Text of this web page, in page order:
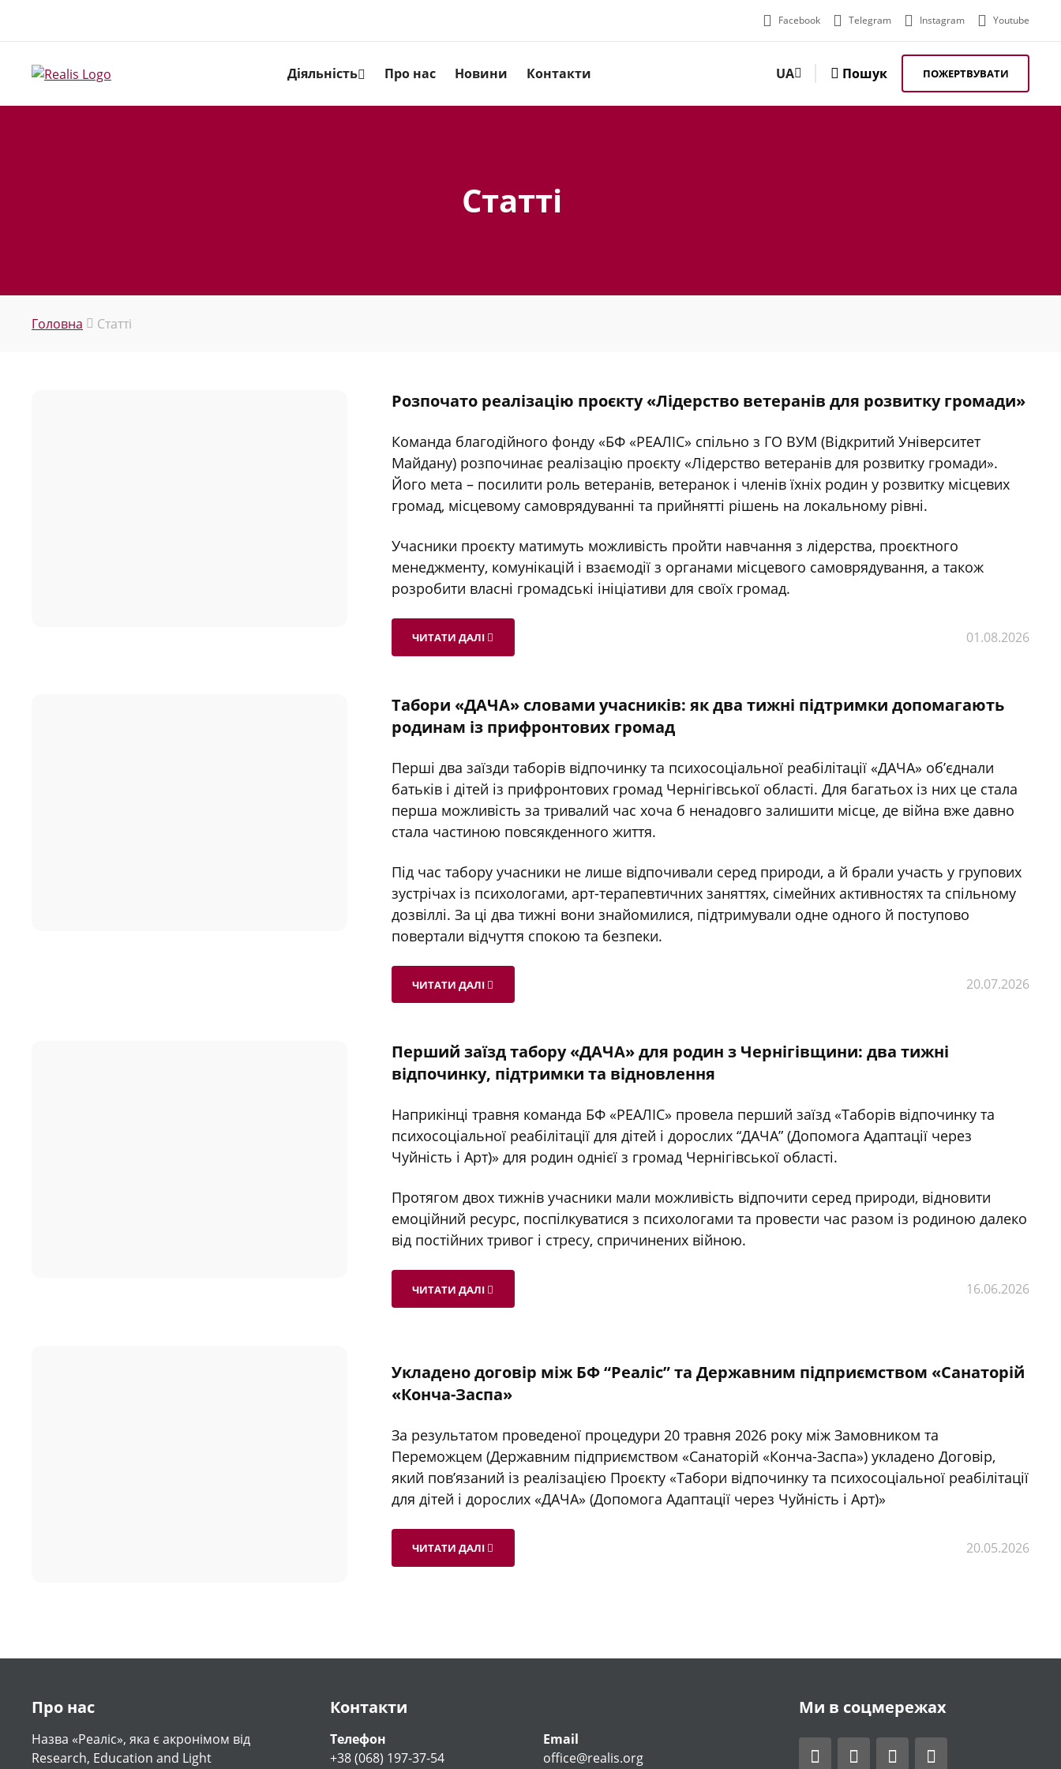
Facebook Telegram Instagram Youtube
Діяльність Про нас Новини Контакти UA Пошук ПОЖЕРТВУВАТИ
Статті
Головна Статті
Розпочато реалізацію проєкту «Лідерство ветеранів для розвитку громади»
Команда благодійного фонду «БФ «РЕАЛІС» спільно з ГО ВУМ (Відкритий Університет
Майдану) розпочинає реалізацію проєкту «Лідерство ветеранів для розвитку громади».
Його мета – посилити роль ветеранів, ветеранок і членів їхніх родин у розвитку місцевих
громад, місцевому самоврядуванні та прийнятті рішень на локальному рівні.
Учасники проєкту матимуть можливість пройти навчання з лідерства, проєктного
менеджменту, комунікацій і взаємодії з органами місцевого самоврядування, а також
розробити власні громадські ініціативи для своїх громад.
ЧИТАТИ ДАЛІ 01.08.2026
Табори «ДАЧА» словами учасників: як два тижні підтримки допомагають
родинам із прифронтових громад
Перші два заїзди таборів відпочинку та психосоціальної реабілітації «ДАЧА» об’єднали
батьків і дітей із прифронтових громад Чернігівської області. Для багатьох із них це стала
перша можливість за тривалий час хоча б ненадовго залишити місце, де війна вже давно
стала частиною повсякденного життя.
Під час табору учасники не лише відпочивали серед природи, а й брали участь у групових
зустрічах із психологами, арт-терапевтичних заняттях, сімейних активностях та спільному
дозвіллі. За ці два тижні вони знайомилися, підтримували одне одного й поступово
повертали відчуття спокою та безпеки.
ЧИТАТИ ДАЛІ 20.07.2026
Перший заїзд табору «ДАЧА» для родин з Чернігівщини: два тижні
відпочинку, підтримки та відновлення
Наприкінці травня команда БФ «РЕАЛІС» провела перший заїзд «Таборів відпочинку та
психосоціальної реабілітації для дітей і дорослих “ДАЧА” (Допомога Адаптації через
Чуйність і Арт)» для родин однієї з громад Чернігівської області.
Протягом двох тижнів учасники мали можливість відпочити серед природи, відновити
емоційний ресурс, поспілкуватися з психологами та провести час разом із родиною далеко
від постійних тривог і стресу, спричинених війною.
ЧИТАТИ ДАЛІ 16.06.2026
Укладено договір між БФ “Реаліс” та Державним підприємством «Санаторій
«Конча-Заспа»
За результатом проведеної процедури 20 травня 2026 року між Замовником та
Переможцем (Державним підприємством «Санаторій «Конча-Заспа») укладено Договір,
який пов’язаний із реалізацією Проєкту «Табори відпочинку та психосоціальної реабілітації
для дітей і дорослих «ДАЧА» (Допомога Адаптації через Чуйність і Арт)»
ЧИТАТИ ДАЛІ 20.05.2026
Про нас
Назва «Реаліс», яка є акронімом від
Research, Education and Light
Контакти
Телефон
+38 (068) 197-37-54
Email
office@realis.org
Ми в соцмережах